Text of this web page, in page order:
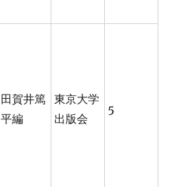
田賀井篤
平編
東京大学
出版会
5